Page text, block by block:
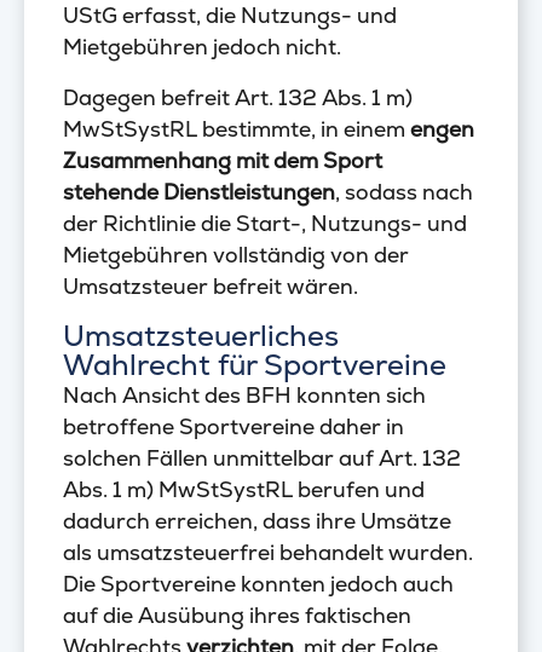
UStG erfasst, die Nutzungs- und
Mietgebühren jedoch nicht.
Dagegen befreit Art. 132 Abs. 1 m)
MwStSystRL bestimmte, in einem engen
Zusammenhang mit dem Sport
stehende Dienstleistungen, sodass nach
der Richtlinie die Start-, Nutzungs- und
Mietgebühren vollständig von der
Umsatzsteuer befreit wären.
Umsatzsteuerliches
Wahlrecht für Sportvereine
Nach Ansicht des BFH konnten sich
betroffene Sportvereine daher in
solchen Fällen unmittelbar auf Art. 132
Abs. 1 m) MwStSystRL berufen und
dadurch erreichen, dass ihre Umsätze
als umsatzsteuerfrei behandelt wurden.
Die Sportvereine konnten jedoch auch
auf die Ausübung ihres faktischen